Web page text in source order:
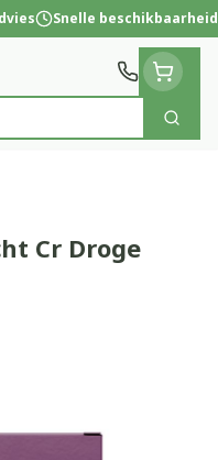
Snelle beschikbaarheid
Zoek
Cr Droge